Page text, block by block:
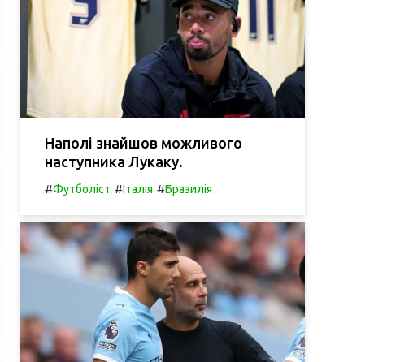
Наполі знайшов можливого
наступника Лукаку.
#Футболіст #Італія #Бразилія